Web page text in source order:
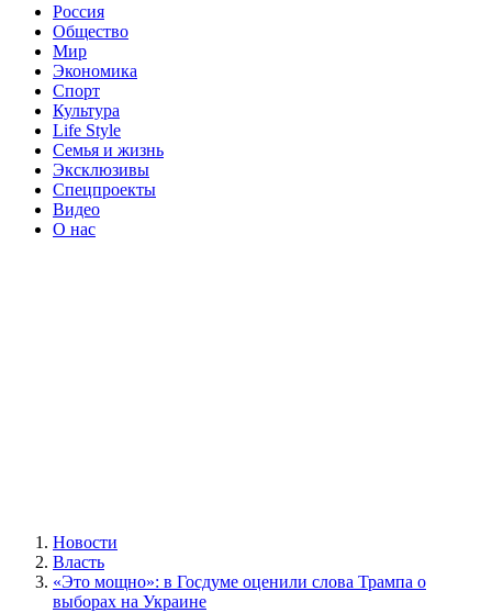
Россия
Общество
Мир
Экономика
Спорт
Культура
Life Style
Семья и жизнь
Эксклюзивы
Спецпроекты
Видео
О нас
Новости
Власть
«Это мощно»: в Госдуме оценили слова Трампа о
выборах на Украине